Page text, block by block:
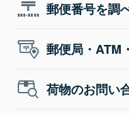
郵便番号を調
郵便局・ATM
荷物のお問い